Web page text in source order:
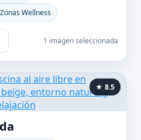
Zonas Wellness
1 imagen seleccionada
★ 8.5